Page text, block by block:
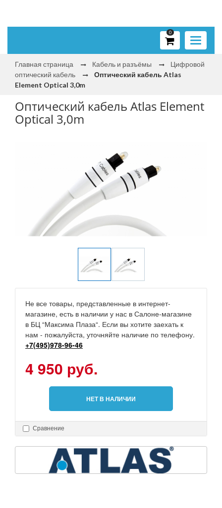
Toggle
0
Главная страница Кабель и разъёмы
Цифровой
оптический кабель
Оптический кабель Atlas
Element Optical 3,0m
Оптический кабель Atlas Element
Optical 3,0m
Не все товары, представленные в интернет-
магазине, есть в наличии у нас в Салоне-магазине
в БЦ “Максима Плаза“. Если вы хотите заехать к
нам - пожалуйста, уточняйте наличие по телефону.
+7(495)978-96-46
4 950 руб.
НЕТ В НАЛИЧИИ
Сравнение